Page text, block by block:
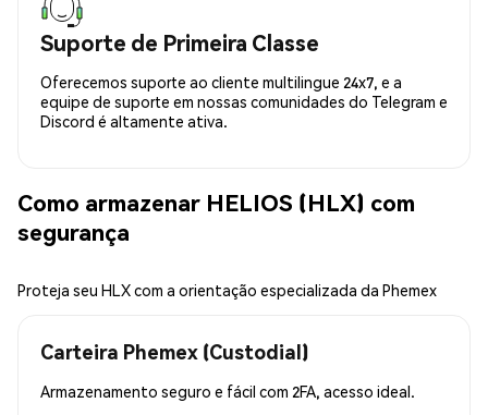
Suporte de Primeira Classe
Oferecemos suporte ao cliente multilingue 24x7, e a
equipe de suporte em nossas comunidades do Telegram e
Discord é altamente ativa.
Como armazenar HELIOS (HLX) com
segurança
Proteja seu HLX com a orientação especializada da Phemex
Carteira Phemex (Custodial)
Armazenamento seguro e fácil com 2FA, acesso ideal.